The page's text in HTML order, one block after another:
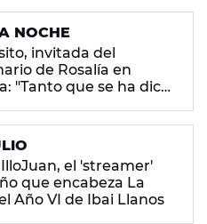
NOCHE
invitada del
de Rosalía en
"Tanto que se ha dicho
el 'streamer'
que encabeza La
Año VI de Ibai Llanos